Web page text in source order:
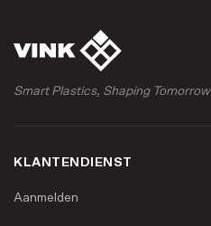
Smart Plastics, Shaping Tomorrow
KLANTENDIENST
Aanmelden